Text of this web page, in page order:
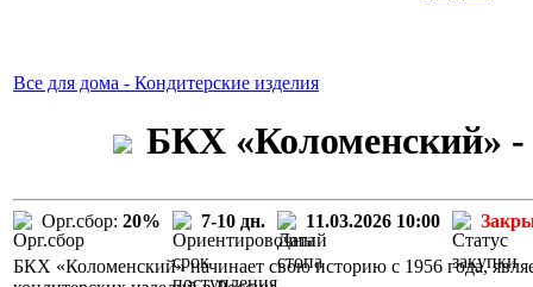
Все для дома - Кондитерские изделия
БКХ «Коломенский»
Орг.сбор: 20% 7-10 дн. 11.03.2026 10:00
БКХ «Коломенский» начинает свою историю с 1956 года,